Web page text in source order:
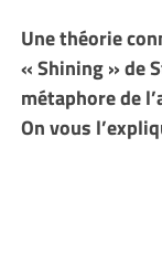
Une théorie
« Shining » de
métaphore de
On vous